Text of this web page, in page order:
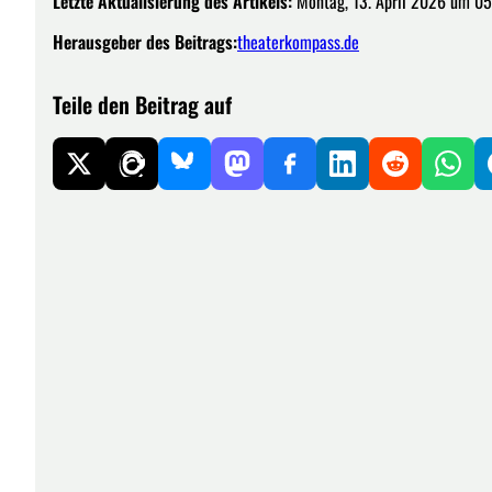
Herausgeber des Beitrags:theaterkompass.de
Teile den Beitrag auf